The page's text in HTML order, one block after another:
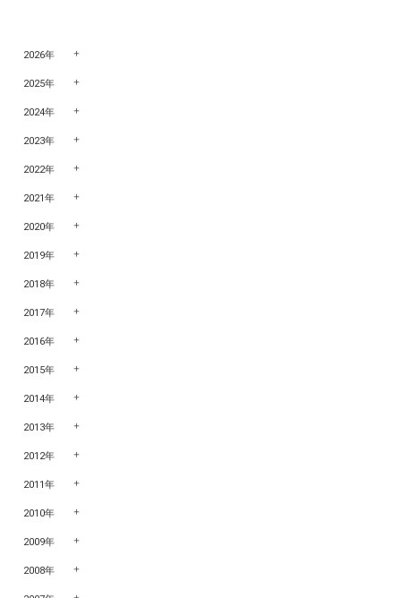
2026年
2025年
2024年
2023年
2022年
2021年
2020年
2019年
2018年
2017年
2016年
2015年
2014年
2013年
2012年
2011年
2010年
2009年
2008年